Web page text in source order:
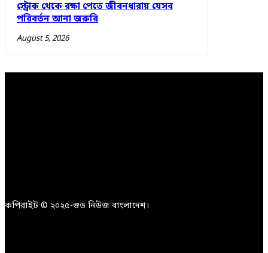
স্ট্রোক থেকে রক্ষা পেতে জীবনধারায় যেসব
পরিবর্তন আনা জরুরি
August 5, 2026
কপিরাইট © ২০২৫-গুড নিউজ বাংলাদেশ।